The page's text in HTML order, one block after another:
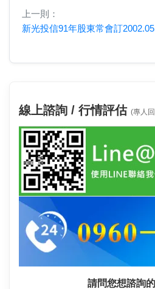
上一則：
新光投信91年股東常會訂
線上諮詢 / 行情評估 (專人
請問您想諮詢